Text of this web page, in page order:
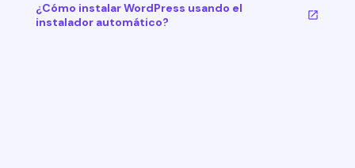
¿Cómo instalar WordPress usando el
instalador automático?